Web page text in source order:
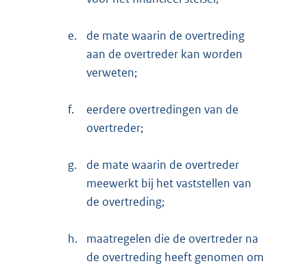
e.
de mate waarin de overtreding
aan de overtreder kan worden
verweten;
f.
eerdere overtredingen van de
overtreder;
g.
de mate waarin de overtreder
meewerkt bij het vaststellen van
de overtreding;
h.
maatregelen die de overtreder na
de overtreding heeft genomen om